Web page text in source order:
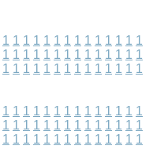
1 1 1 1 1 1 1 1 1 1 1 1 1 1
1 1 1 1 1 1 1 1 1 1 1 1 1 1
1 1 1 1 1 1 1 1 1 1 1 1 1 1
1 1 1 1 1 1 1 1 1 1 1 1 1 1
1 1 1 1 1 1 1 1 1 1 1 1 1 1
1 1 1 1 1 1 1 1 1 1 1 1 1 1